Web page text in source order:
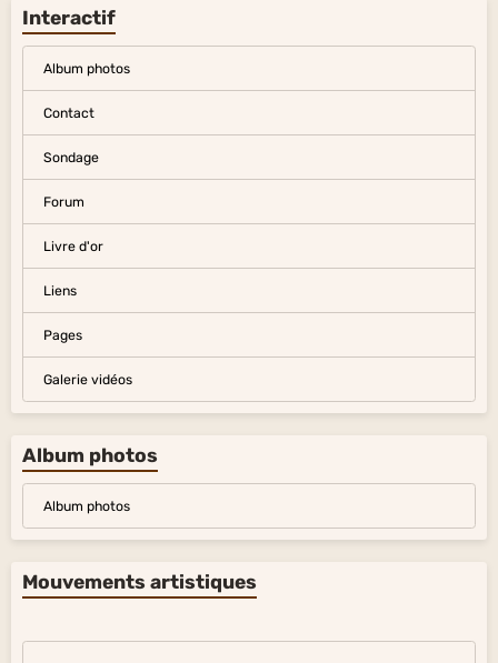
Interactif
Album photos
Contact
Sondage
Forum
Livre d'or
Liens
Pages
Galerie vidéos
Album photos
Album photos
Mouvements artistiques